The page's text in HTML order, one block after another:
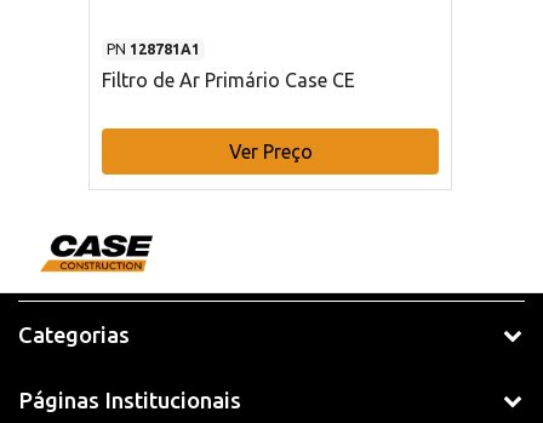
PN 128781A1
Filtro de Ar Primário Case CE
Ver Preço
Categorias
Páginas Institucionais